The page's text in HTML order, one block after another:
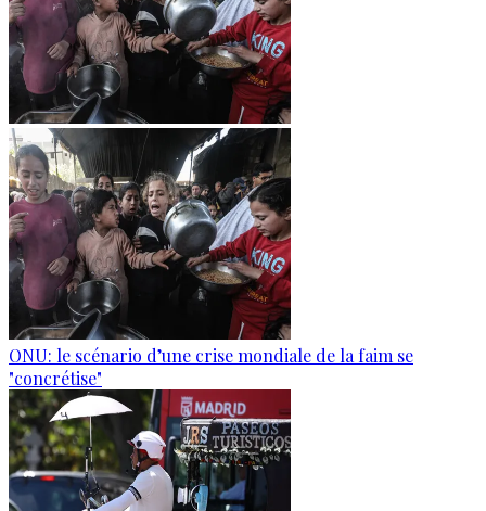
ONU: le scénario d’une crise mondiale de la faim se
"concrétise"